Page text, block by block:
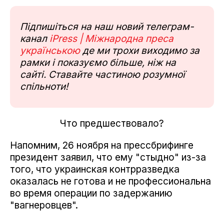
Підпишіться на наш новий телеграм-
канал iPress | Міжнародна преса
українськоюде ми трохи виходимо за
рамки і показуємо більше, ніж на
сайті. Ставайте частиною розумної
спільноти!
Что предшествовало?
Напомним, 26 ноября на прессбрифинге
президент заявил, что ему "стыдно" из-за
того, что украинская контрразведка
оказалась не готова и не профессиональна
во время операции по задержанию
"вагнеровцев".